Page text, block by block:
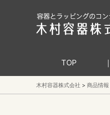
TOP
木村容器株式会社 商品情